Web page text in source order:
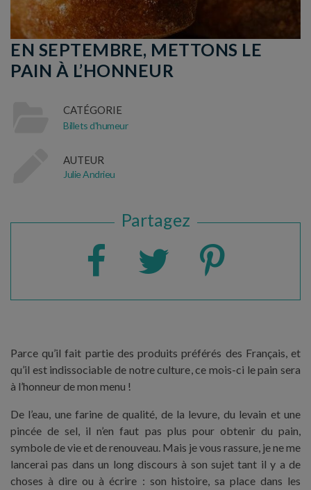
EN SEPTEMBRE, METTONS LE
PAIN À L’HONNEUR
CATÉGORIE
Billets d'humeur
AUTEUR
Julie Andrieu
Partagez
Parce qu’il fait partie des produits préférés des Français, et
qu’il est indissociable de notre culture, ce mois-ci le pain sera
à l’honneur de mon menu !
De l’eau, une farine de qualité, de la levure, du levain et une
pincée de sel, il n’en faut pas plus pour obtenir du pain,
symbole de vie et de renouveau. Mais je vous rassure, je ne me
lancerai pas dans un long discours à son sujet tant il y a de
choses à dire ou à écrire : son histoire, sa place dans les